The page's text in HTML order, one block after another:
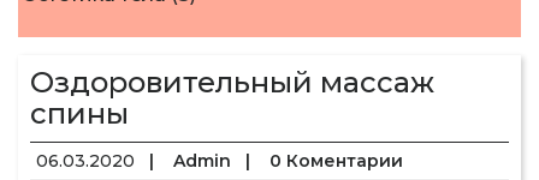
Оздоровительный массаж
спины
06.03.2020 | Admin | 0 Коментарии